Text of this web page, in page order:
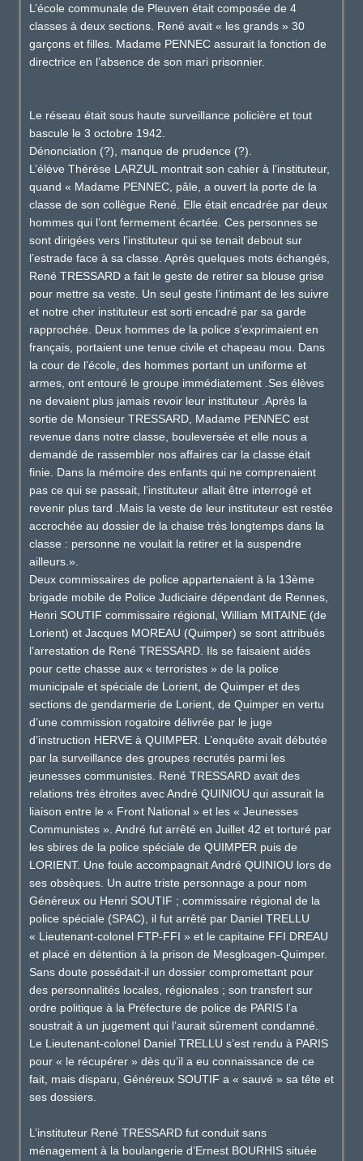
L’école communale de Pleuven était composée de 4
classes à deux sections. René avait « les grands » 30
garçons et filles. Madame PENNEC assurait la fonction de
directrice en l’absence de son mari prisonnier.
Le réseau était sous haute surveillance policière et tout
bascule le 3 octobre 1942.
Dénonciation (?), manque de prudence (?).
L’élève Thérèse LARZUL montrait son cahier à l’instituteur,
quand « Madame PENNEC, pâle, a ouvert la porte de la
classe de son collègue René. Elle était encadrée par deux
hommes qui l’ont fermement écartée. Ces personnes se
sont dirigées vers l’instituteur qui se tenait debout sur
l’estrade face à sa classe. Après quelques mots échangés,
René TRESSARD a fait le geste de retirer sa blouse grise
pour mettre sa veste. Un seul geste l’intimant de les suivre
et notre cher instituteur est sorti encadré par sa garde
rapprochée. Deux hommes de la police s’exprimaient en
français, portaient une tenue civile et chapeau mou. Dans
la cour de l’école, des hommes portant un uniforme et
armes, ont entouré le groupe immédiatement .Ses élèves
ne devaient plus jamais revoir leur instituteur .Après la
sortie de Monsieur TRESSARD, Madame PENNEC est
revenue dans notre classe, bouleversée et elle nous a
demandé de rassembler nos affaires car la classe était
finie. Dans la mémoire des enfants qui ne comprenaient
pas ce qui se passait, l’instituteur allait être interrogé et
revenir plus tard .Mais la veste de leur instituteur est restée
accrochée au dossier de la chaise très longtemps dans la
classe : personne ne voulait la retirer et la suspendre
ailleurs.».
Deux commissaires de police appartenaient à la 13ème
brigade mobile de Police Judiciaire dépendant de Rennes,
Henri SOUTIF commissaire régional, William MITAINE (de
Lorient) et Jacques MOREAU (Quimper) se sont attribués
l’arrestation de René TRESSARD. Ils se faisaient aidés
pour cette chasse aux « terroristes » de la police
municipale et spéciale de Lorient, de Quimper et des
sections de gendarmerie de Lorient, de Quimper en vertu
d’une commission rogatoire délivrée par le juge
d’instruction HERVE à QUIMPER. L’enquête avait débutée
par la surveillance des groupes recrutés parmi les
jeunesses communistes. René TRESSARD avait des
relations très étroites avec André QUINIOU qui assurait la
liaison entre le « Front National » et les « Jeunesses
Communistes ». André fut arrêté en Juillet 42 et torturé par
les sbires de la police spéciale de QUIMPER puis de
LORIENT. Une foule accompagnait André QUINIOU lors de
ses obsèques. Un autre triste personnage a pour nom
Généreux ou Henri SOUTIF ; commissaire régional de la
police spéciale (SPAC), il fut arrêté par Daniel TRELLU
« Lieutenant-colonel FTP-FFI » et le capitaine FFI DREAU
et placé en détention à la prison de Mesgloagen-Quimper.
Sans doute possédait-il un dossier compromettant pour
des personnalités locales, régionales ; son transfert sur
ordre politique à la Préfecture de police de PARIS l’a
soustrait à un jugement qui l’aurait sûrement condamné.
Le Lieutenant-colonel Daniel TRELLU s’est rendu à PARIS
pour « le récupérer » dès qu’il a eu connaissance de ce
fait, mais disparu, Généreux SOUTIF a « sauvé » sa tête et
ses dossiers.
L’instituteur René TRESSARD fut conduit sans
ménagement à la boulangerie d’Ernest BOURHIS située